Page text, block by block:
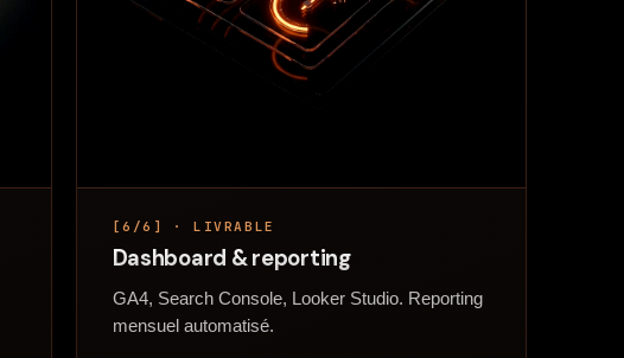
[6/6] · LIVRABLE
Dashboard & reporting
GA4, Search Console, Looker Studio. Reporting
mensuel automatisé.